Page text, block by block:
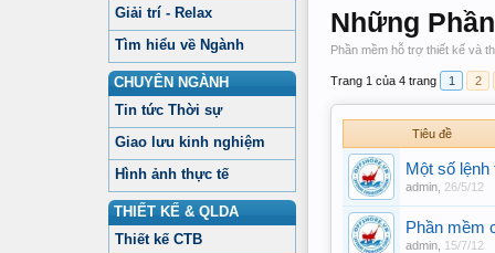
Giải trí - Relax
Tìm hiểu về Ngành
CHUYÊN NGÀNH
Tin tức Thời sự
Giao lưu kinh nghiệm
Hình ảnh thực tế
THIẾT KẾ & QLDA
Thiết kế CTB
Những
Phần mềm hỗ trợ thiết kế và
Trang 1 của 4 trang 1 2
Tiêu đề
Một số
admin 26/5/12
Phần mềm
admin 15/7/12